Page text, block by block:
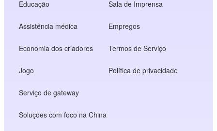
Educação
Assistência médica
Economia dos criadores
Jogo
Serviço de gateway
Soluções com foco na China
Sala de Imprensa
Empregos
Termos de Serviço
Política de privacidade